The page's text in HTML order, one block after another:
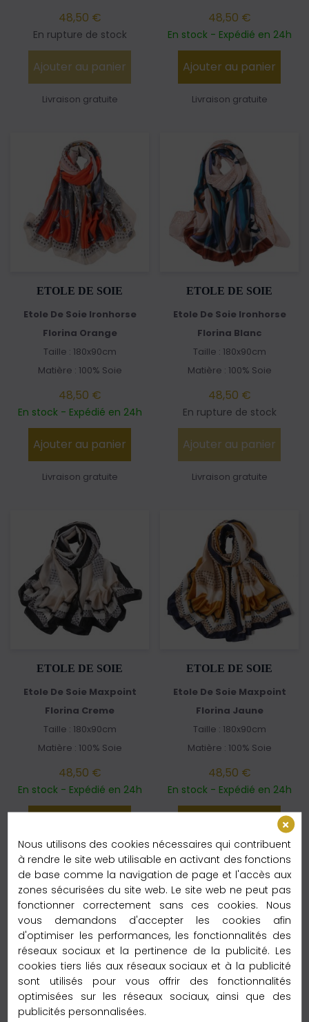
48,50 €
En rupture de stock
Ajouter au panier
Livraison gratuite
48,50 €
En stock - Expédié en 24h
Ajouter au panier
Livraison gratuite
ETOLE DE SOIE
Etole De Soie Ironhorse
Florina Orange
Taille : 180x90cm
Matière : 100% Soie
48,50 €
En stock - Expédié en 24h
Ajouter au panier
Livraison gratuite
ETOLE DE SOIE
Etole De Soie Ironhorse
Florina Blanc
Taille : 180x90cm
Matière : 100% Soie
48,50 €
En rupture de stock
Ajouter au panier
Livraison gratuite
ETOLE DE SOIE
Etole De Soie Maxpoint
Florina Creme
Taille : 180x90cm
Matière : 100% Soie
48,50 €
En stock - Expédié en 24h
Livraison gratuite
ETOLE DE SOIE
Etole De Soie Maxpoint
Florina Jaune
Taille : 180x90cm
Matière : 100% Soie
48,50 €
En stock - Expédié en 24h
Livraison gratuite
Nous utilisons des cookies nécessaires qui contribuent
à rendre le site web utilisable en activant des fonctions
de base comme la navigation de page et l'accès aux
zones sécurisées du site web. Le site web ne peut pas
fonctionner correctement sans ces cookies. Nous
vous demandons d'accepter les cookies afin
d'optimiser les performances, les fonctionnalités des
réseaux sociaux et la pertinence de la publicité. Les
cookies tiers liés aux réseaux sociaux et à la publicité
sont utilisés pour vous offrir des fonctionnalités
optimisées sur les réseaux sociaux, ainsi que des
publicités personnalisées.